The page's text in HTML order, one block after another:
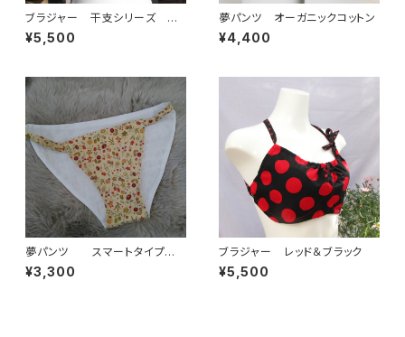
ブラジャー 干支シリーズ 虎
（赤）
¥5,500
夢パンツ オーガニックコットン
¥4,400
夢パンツ スマートタイプ
落ち葉の中の花たち
¥3,300
ブラジャー レッド＆ブラック
¥5,500